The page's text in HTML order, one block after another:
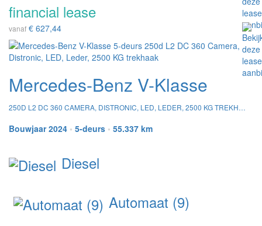
financial lease
vanaf € 627,44
Mercedes-Benz V-Klasse
250D L2 DC 360 CAMERA, DISTRONIC, LED, LEDER, 2500 KG TREKHAAK
Bouwjaar 2024 • 5-deurs • 55.337 km
Diesel
Automaat (9)